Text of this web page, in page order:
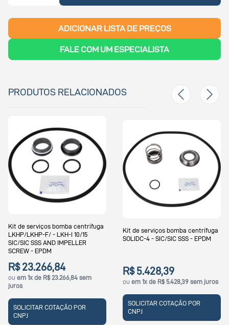
ADICIONAR LISTA DE PREÇOS
FALE COM UM ESPECIALISTA
PRODUTOS RELACIONADOS
centrífuga
I 10/15
sem
POR
Kit de serviços bomba centrífuga
SOLIDC-4 - SIC/SIC SSS - EPDM
R$ 5.428,39
ouem 1x de R$ 5.428,39 sem juros
SOLICITAR COTAÇÃO POR
CNPJ
Kit de serviços
LKH-112 C/SIC -
R$ 10.436,13
ouem 1x de R$
SOLICITAR